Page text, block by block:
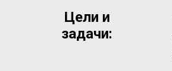
Цели и
задачи: